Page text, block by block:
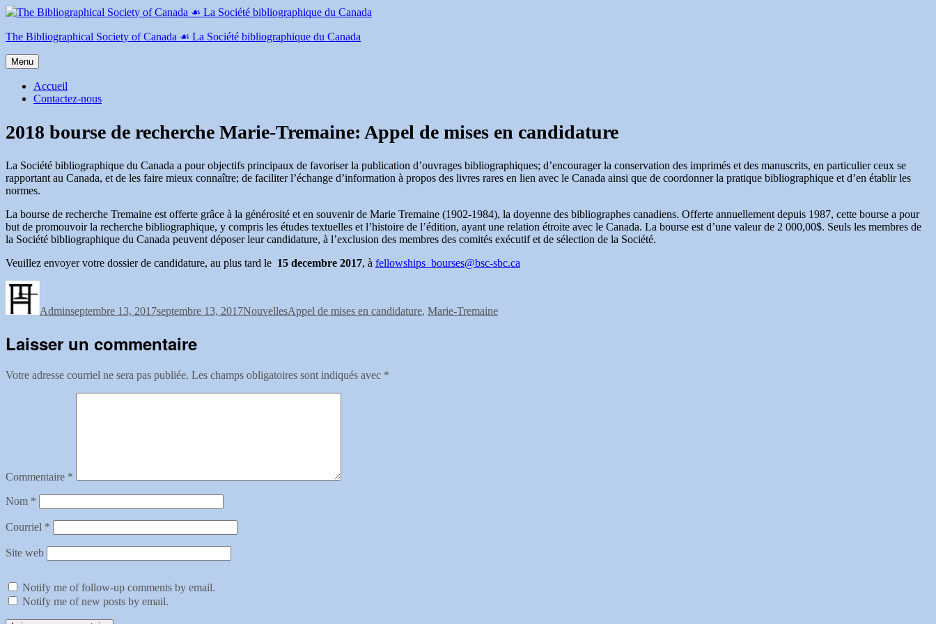
Aller
contenu
The Bibliographical Society of Canada ☙ La Société bibliographique du Canada
Menu
Accueil
Contactez-nous
2018 bourse de recherche Marie-Tremaine: Appel de mises en candidature
La Société bibliographique du Canada a pour objectifs principaux de favoriser la publication d’ouvrages bibliographiques; d’encourager la conservation des imprimés et des manuscrits, en particulier ceux se
rapportant au Canada, et de les faire mieux connaître; de faciliter l’échange d’information à propos des livres rares en lien avec le Canada ainsi que de coordonner la pratique bibliographique et d’en établir les
normes.
La bourse de recherche Tremaine est offerte grâce à la générosité et en souvenir de Marie Tremaine (1902-1984), la doyenne des bibliographes canadiens. Offerte annuellement depuis 1987, cette bourse a pour
but de promouvoir la recherche bibliographique, y compris les études textuelles et l’histoire de l’édition, ayant une relation étroite avec le Canada. La bourse est d’une valeur de 2 000,00$. Seuls les membres de
la Société bibliographique du Canada peuvent déposer leur candidature, à l’exclusion des membres des comités exécutif et de sélection de la Société.
Veuillez envoyer votre dossier de candidature, au plus tard le 15 decembre 2017, à fellowships_bourses@bsc-sbc.ca
Adminseptembre 13, 2017septembre 13, 2017NouvellesAppel de mises en candidature, Marie-Tremaine
Laisser un commentaire
Votre adresse courriel ne sera pas publiée. Les champs obligatoires sont indiqués avec *
Commentaire *
Nom *
Courriel *
Site web
Notify me of follow-up comments by email.
Notify me of new posts by email.